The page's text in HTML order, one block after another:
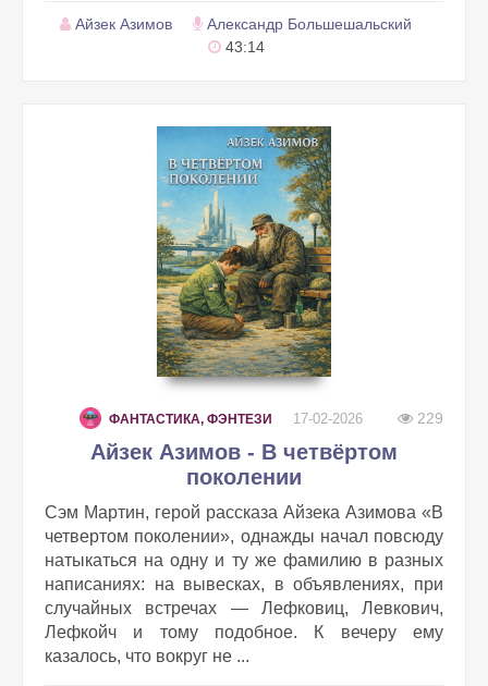
Айзек Азимов
Александр Большешальский
43:14
ФАНТАСТИКА, ФЭНТЕЗИ 17-02-2026 229
Айзек Азимов - В четвёртом
поколении
Сэм Мартин, герой рассказа Айзека Азимова «В
четвертом поколении», однажды начал повсюду
натыкаться на одну и ту же фамилию в разных
написаниях: на вывесках, в объявлениях, при
случайных встречах — Лефковиц, Левкович,
Лефкойч и тому подобное. К вечеру ему
казалось, что вокруг не ...